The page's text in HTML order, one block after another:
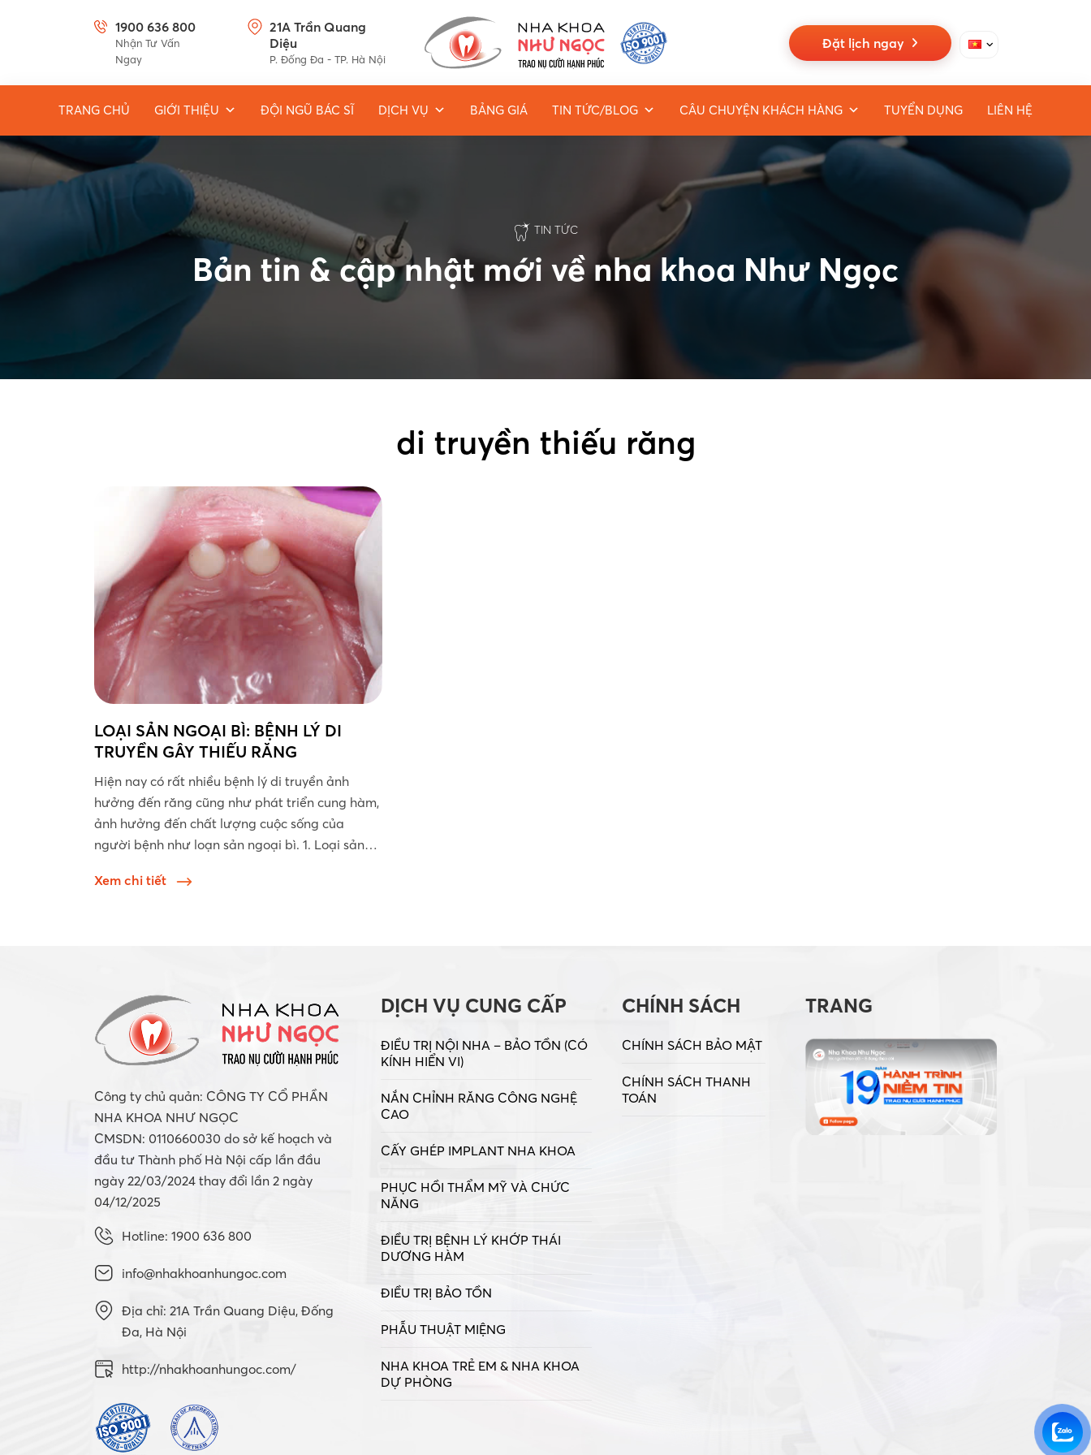
1900 636 800
Nhận Tư Vấn
Ngay
21A Trần Quang
Diệu
P. Đống Đa - TP. Hà Nội
Đặt lịch ngay
TRANG CHỦ GIỚI THIỆU ĐỘI NGŨ BÁC SĨ DỊCH VỤ BẢNG GIÁ TIN TỨC/BLOG CÂU CHUYỆN KHÁCH HÀNG TUYỂN DỤNG LIÊN HỆ
TIN TỨC
Bản tin & cập nhật mới về nha khoa Như Ngọc
di truyền thiếu răng
LOẠI SẢN NGOẠI BÌ: BỆNH LÝ DI
TRUYỀN GÂY THIẾU RĂNG
Hiện nay có rất nhiều bệnh lý di truyền ảnh
hưởng đến răng cũng như phát triển cung hàm,
ảnh hưởng đến chất lượng cuộc sống của
người bệnh như loạn sản ngoại bì. 1. Loại sản
Xem chi tiết
Công ty chủ quản: CÔNG TY CỔ PHẦN
NHA KHOA NHƯ NGỌC
CMSDN: 0110660030 do sở kế hoạch và
đầu tư Thành phố Hà Nội cấp lần đầu
ngày 22/03/2024 thay đổi lần 2 ngày
04/12/2025
Hotline: 1900 636 800
info@nhakhoanhungoc.com
Địa chỉ: 21A Trần Quang Diệu, Đống
Đa, Hà Nội
http://nhakhoanhungoc.com/
DỊCH VỤ CUNG CẤP
ĐIỀU TRỊ NỘI NHA – BẢO TỒN (CÓ
KÍNH HIỂN VI)
NẮN CHỈNH RĂNG CÔNG NGHỆ
CAO
CẤY GHÉP IMPLANT NHA KHOA
PHỤC HỒI THẨM MỸ VÀ CHỨC
NĂNG
ĐIỀU TRỊ BỆNH LÝ KHỚP THÁI
DƯƠNG HÀM
ĐIỀU TRỊ BẢO TỒN
PHẪU THUẬT MIỆNG
NHA KHOA TRẺ EM & NHA KHOA
DỰ PHÒNG
CHÍNH SÁCH
CHÍNH SÁCH BẢO MẬT
CHÍNH SÁCH THANH
TOÁN
TRANG